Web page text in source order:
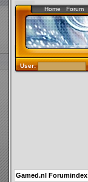
Home Forum
User:
Gamed.nl Forumindex